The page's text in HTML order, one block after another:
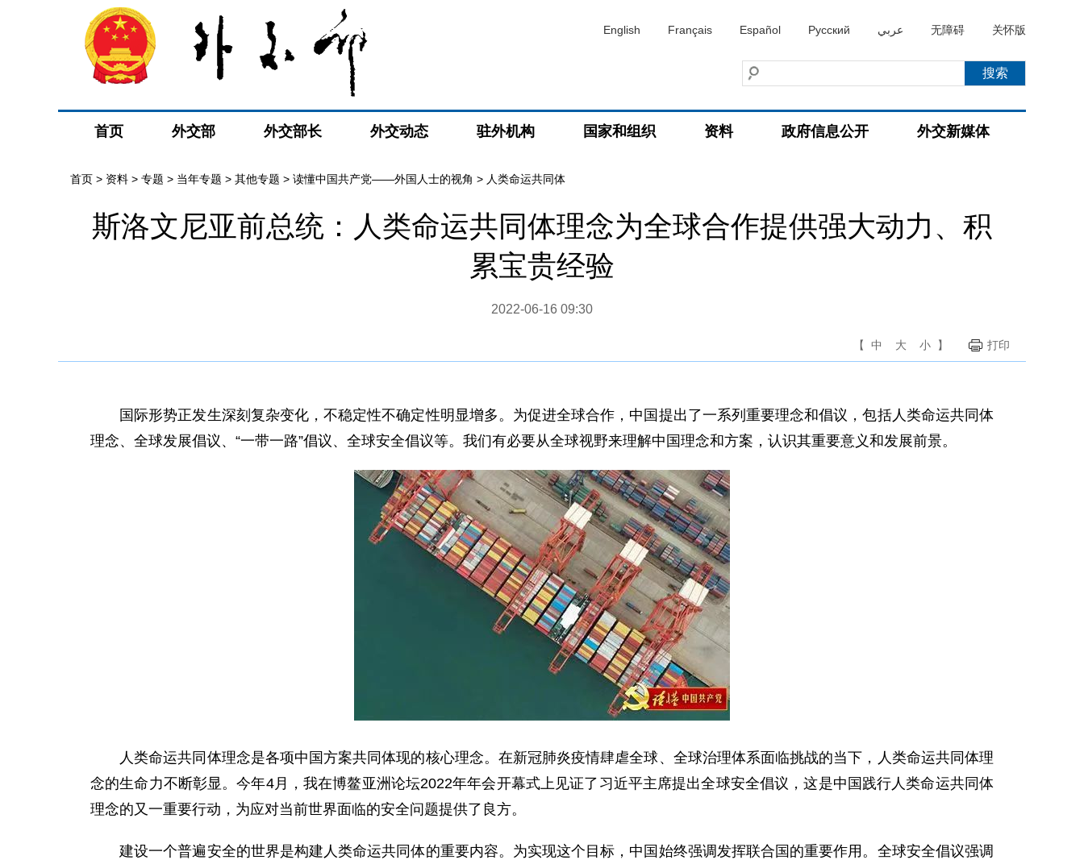
English Français Español Русский عربي 无障碍 关怀版
首页 外交部 外交部长 外交动态 驻外机构 国家和组织 资料 政府信息公开 外交新媒体
首页 > 资料 > 专题 > 当年专题 > 其他专题 > 读懂中国共产党——外国人士的视角 > 人类命运共同体
斯洛文尼亚前总统：人类命运共同体理念为全球合作提供强大动力、积
累宝贵经验
2022-06-16 09:30
【 中 大 小 】 打印
国际形势正发生深刻复杂变化，不稳定性不确定性明显增多。为促进全球合作，中国提出了一系列重要理念和倡议，包括人类命运共同体
理念、全球发展倡议、“一带一路”倡议、全球安全倡议等。我们有必要从全球视野来理解中国理念和方案，认识其重要意义和发展前景。
人类命运共同体理念是各项中国方案共同体现的核心理念。在新冠肺炎疫情肆虐全球、全球治理体系面临挑战的当下，人类命运共同体理
念的生命力不断彰显。今年4月，我在博鳌亚洲论坛2022年年会开幕式上见证了习近平主席提出全球安全倡议，这是中国践行人类命运共同体
理念的又一重要行动，为应对当前世界面临的安全问题提供了良方。
建设一个普遍安全的世界是构建人类命运共同体的重要内容。为实现这个目标，中国始终强调发挥联合国的重要作用。全球安全倡议强调